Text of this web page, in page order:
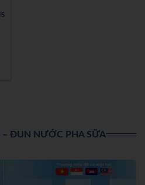
– ĐUN NƯỚC PHA SỮA